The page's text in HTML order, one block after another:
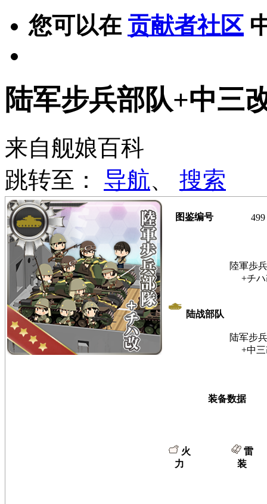
您可以在 贡献者社区
陆军步兵部队+中三
来自舰娘百科
跳转至： 导航、 搜索
图鉴编号 499
陆战部队
陸軍歩
+チ
陆军步
+中
装备数据
火
力
雷
装